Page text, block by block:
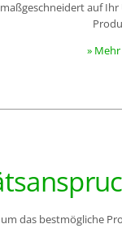
maßgeschneidert auf
»
um das bestmögliche